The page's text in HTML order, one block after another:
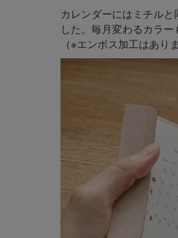
カレンダーにはミチル
した。毎月変わるカラ
（※エンボス加工はあり